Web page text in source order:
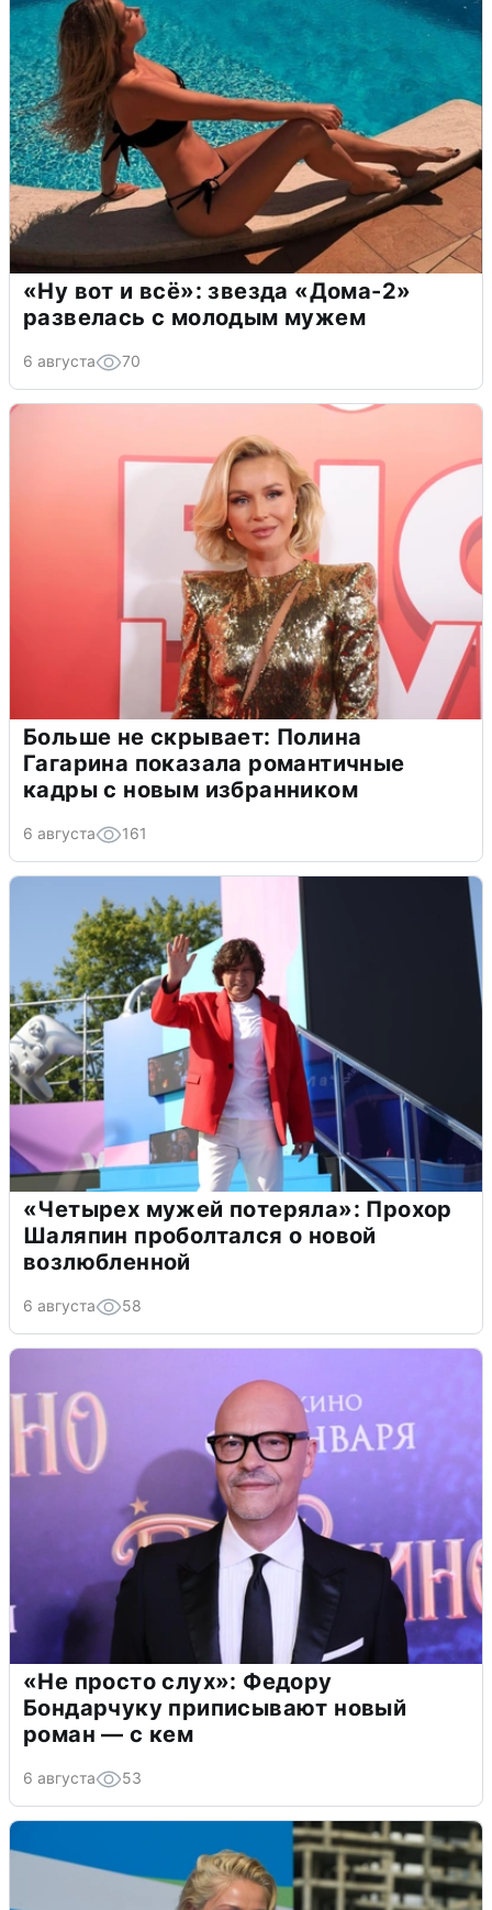
«Ну вот и всё»: звезда «Дома-2»
развелась с молодым мужем
6 августа 70
Больше не скрывает: Полина
Гагарина показала романтичные
кадры с новым избранником
6 августа 161
«Четырех мужей потеряла»: Прохор
Шаляпин проболтался о новой
возлюбленной
6 августа 58
«Не просто слух»: Федору
Бондарчуку приписывают новый
роман — с кем
6 августа 53